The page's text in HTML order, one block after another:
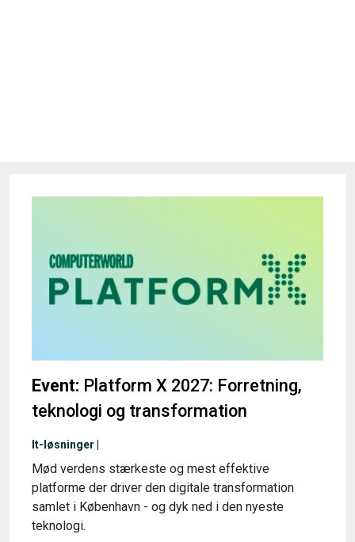
Event: Platform X 2027: Forretning,
teknologi og transformation
It-løsninger |
Mød verdens stærkeste og mest effektive
platforme der driver den digitale transformation
samlet i København - og dyk ned i den nyeste
teknologi.